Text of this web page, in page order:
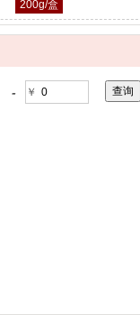
200g/盒
- ￥